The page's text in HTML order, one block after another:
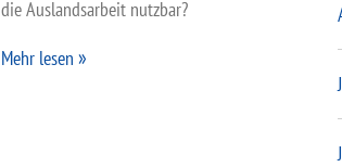
die Auslandsarbeit nutzbar?
Mehr lesen